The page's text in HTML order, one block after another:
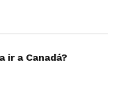
ir a Canadá?